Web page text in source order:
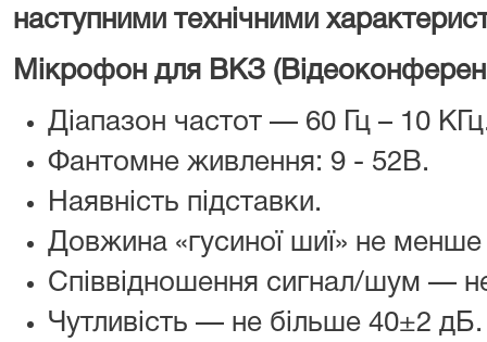
наступними технічними
Мікрофон для ВКЗ
Діапазон частот — 60 Гц – 10
Фантомне живлення: 9 - 52В.
Наявність підставки.
Довжина «гусиної шиї» не
Співвідношення сигнал/шум —
Чутливість — не більше 40±2 дБ.